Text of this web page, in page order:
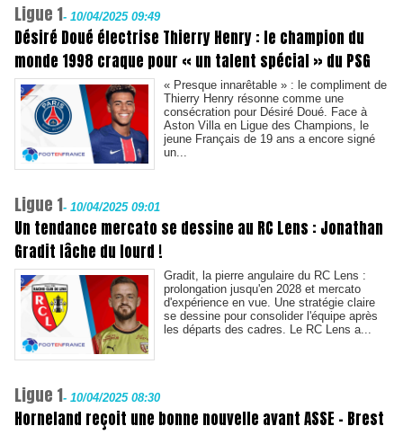
Ligue 1- 10/04/2025 09:49
Désiré Doué électrise Thierry Henry : le champion du
monde 1998 craque pour « un talent spécial » du PSG
« Presque innarêtable » : le compliment de
Thierry Henry résonne comme une
consécration pour Désiré Doué. Face à
Aston Villa en Ligue des Champions, le
jeune Français de 19 ans a encore signé
un...
Ligue 1- 10/04/2025 09:01
Un tendance mercato se dessine au RC Lens : Jonathan
Gradit lâche du lourd !
Gradit, la pierre angulaire du RC Lens :
prolongation jusqu'en 2028 et mercato
d'expérience en vue. Une stratégie claire
se dessine pour consolider l'équipe après
les départs des cadres. Le RC Lens a...
Ligue 1- 10/04/2025 08:30
Horneland reçoit une bonne nouvelle avant ASSE - Brest